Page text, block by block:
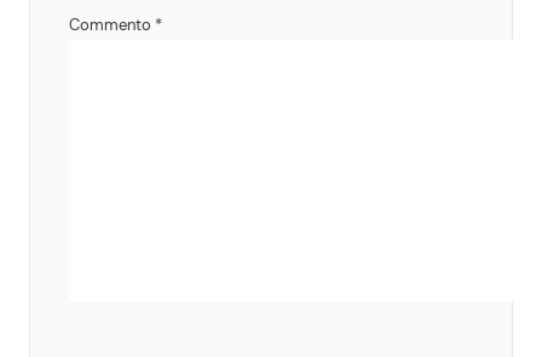
Commento *